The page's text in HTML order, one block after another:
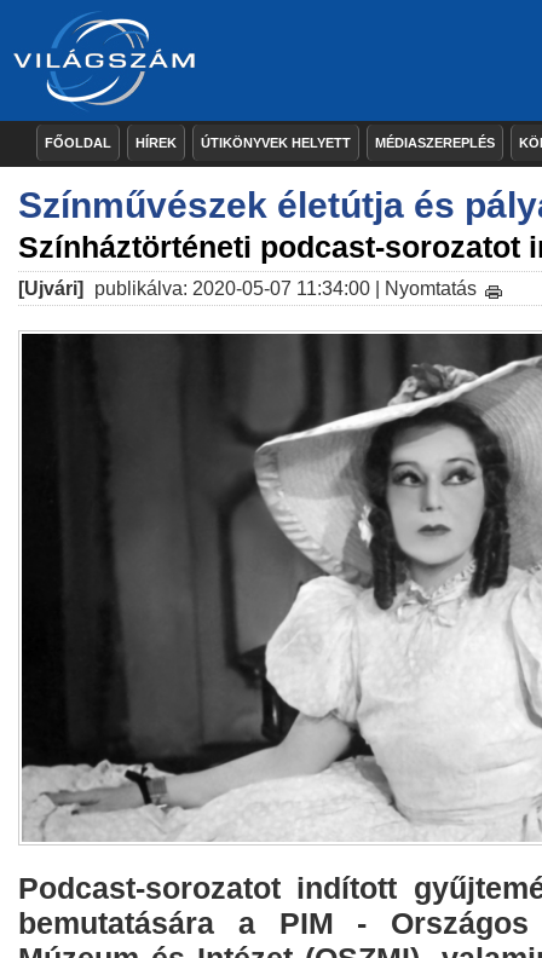
FŐOLDAL HÍREK ÚTIKÖNYVEK HELYETT MÉDIASZEREPLÉS
Színművészek életútja és
Színháztörténeti podcast-sorozatot
[Ujvári] publikálva: 2020-05-07 11:34:00 | Nyomtatás
Podcast-sorozatot indított
bemutatására a PIM - Országos